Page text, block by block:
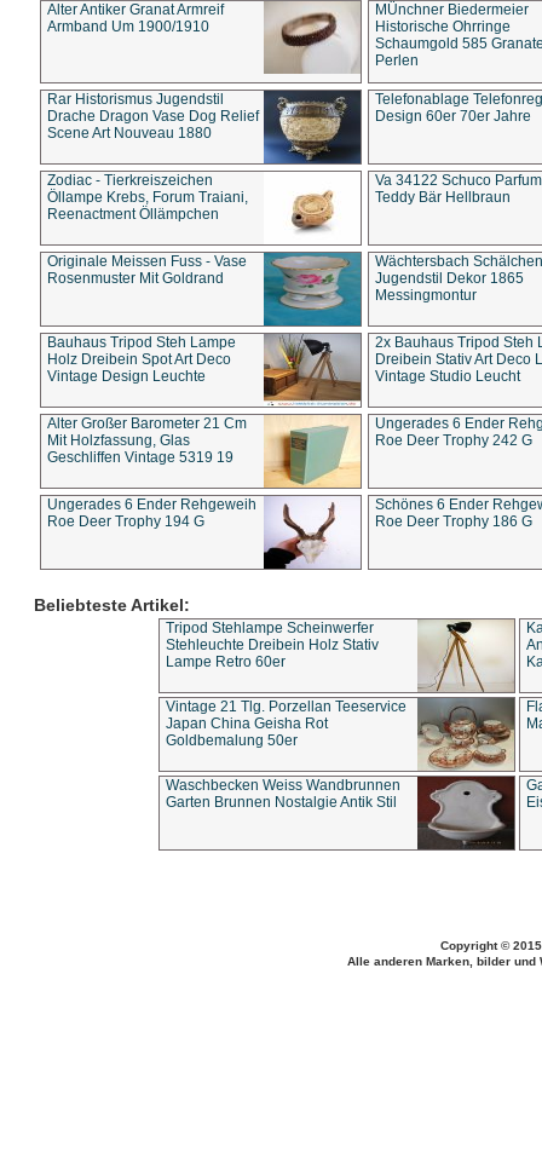
Alter Antiker Granat Armreif
Armband Um 1900/1910
MÜnchner Biedermeier
Historische Ohrringe
Schaumgold 585
Perlen
Rar Historismus Jugendstil
Drache Dragon Vase Dog Relief
Scene Art Nouveau 1880
Telefonablage
Design 60er 70er Jahre
Zodiac - Tierkreiszeichen
Öllampe Krebs, Forum Traiani,
Reenactment Öllämpchen
Va 34122 Schuco
Teddy Bär Hellbraun
Originale Meissen Fuss - Vase
Rosenmuster Mit Goldrand
Wächtersbach Schälchen
Jugendstil Dekor 1865
Messingmontur
Bauhaus Tripod Steh Lampe
Holz Dreibein Spot Art Deco
Vintage Design Leuchte
2x Bauhaus Tripod Steh
Dreibein Stativ Art Deco
Vintage Studio Leucht
Alter Großer Barometer 21 Cm
Mit Holzfassung, Glas
Geschliffen Vintage 5319 19
Ungerades 6 Ender
Roe Deer Trophy 242 G
Ungerades 6 Ender Rehgeweih
Roe Deer Trophy 194 G
Schönes 6 Ender
Roe Deer Trophy 186 G
Beliebteste Artikel:
Tripod Stehlampe Scheinwerfer
Stehleuchte Dreibein Holz Stativ
Lampe Retro 60er
Vintage 21 Tlg. Porzellan Teeservice
Japan China Geisha Rot
Goldbemalung 50er
Waschbecken Weiss Wandbrunnen
Garten Brunnen Nostalgie Antik Stil
Copyright ©
Alle anderen Marken, bilder und